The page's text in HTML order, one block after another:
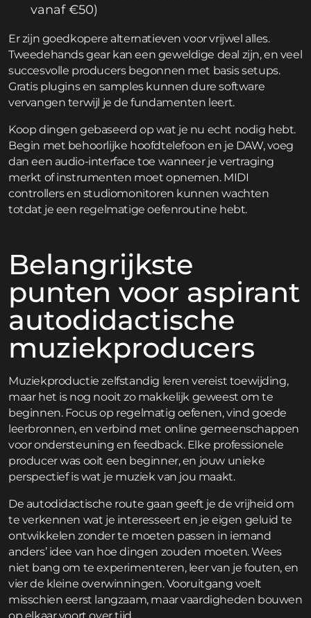
vanaf €50)
Er zijn goedkopere alternatieven voor vrijwel alles.
Tweedehands gear kan een geweldige deal zijn, en veel
succesvolle producers begonnen met basis setups.
Gratis plugins en samples kunnen dure software
vervangen terwijl je de fundamenten leert.
Koop dingen gebaseerd op wat je nu echt nodig hebt.
Begin met behoorlijke hoofdtelefoon en je DAW, voeg
dan een audio-interface toe wanneer je vertraging
merkt of instrumenten moet opnemen. MIDI
controllers en studiomonitoren kunnen wachten
totdat je een regelmatige oefenroutine hebt.
Belangrijkste
punten voor aspirant
autodidactische
muziekproducers
Muziekproductie zelfstandig leren vereist toewijding,
maar het is nog nooit zo makkelijk geweest om te
beginnen. Focus op regelmatig oefenen, vind goede
leerbronnen, en verbind met online gemeenschappen
voor ondersteuning en feedback. Elke professionele
producer was ooit een beginner, en jouw unieke
perspectief is wat je muziek van jou maakt.
De autodidactische route gaan geeft je de vrijheid om
te verkennen wat je interesseert en je eigen geluid te
ontwikkelen zonder te moeten passen in iemand
anders’ idee van hoe dingen zouden moeten. Wees
niet bang om te experimenteren, leer van je fouten, en
vier de kleine overwinningen. Vooruitgang voelt
misschien eerst langzaam, maar vaardigheden bouwen